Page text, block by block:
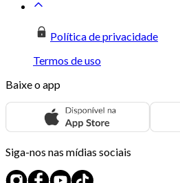
Política de privacidade
Termos de uso
Baixe o app
Siga-nos nas mídias sociais